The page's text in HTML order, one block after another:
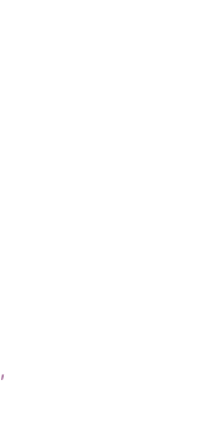
,